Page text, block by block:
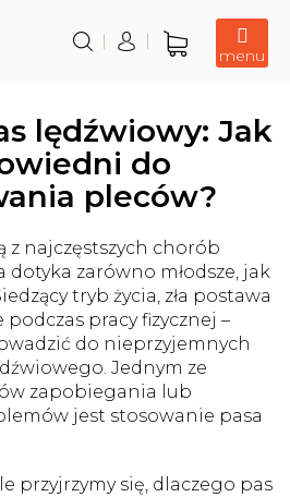
Koszyk
lędźwiowy: Jak
do
pleców?
z najczęstszych chorób
dotyka zarówno młodsze, jak
tryb życia, zła postawa
podczas pracy fizycznej –
do nieprzyjemnych
Jednym ze
zapobiegania lub
jest stosowanie pasa
przyjrzymy się, dlaczego pas